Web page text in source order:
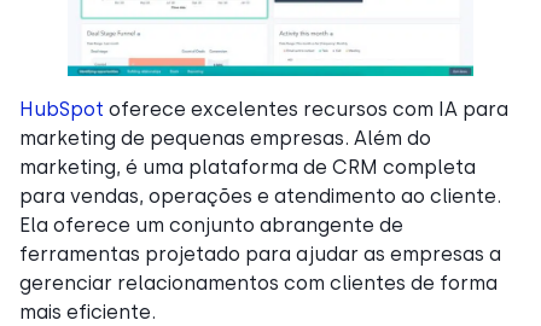
HubSpot oferece excelentes recursos com IA para
marketing de pequenas empresas. Além do
marketing, é uma plataforma de CRM completa
para vendas, operações e atendimento ao cliente.
Ela oferece um conjunto abrangente de
ferramentas projetado para ajudar as empresas a
gerenciar relacionamentos com clientes de forma
mais eficiente.